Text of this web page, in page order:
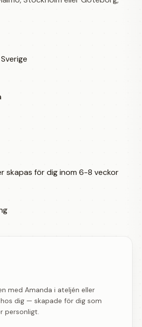
skapas för dig inom 6-8 veckor
med Amanda i ateljén eller
dig — skapade för dig som
personligt.